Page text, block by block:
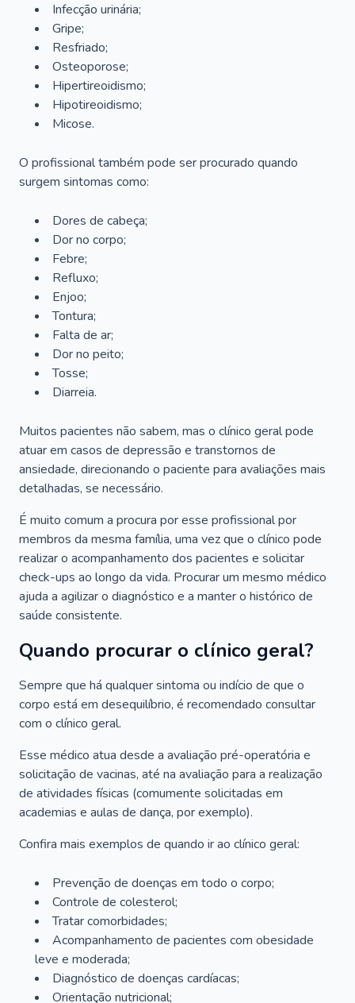
Infecção urinária;
Gripe;
Resfriado;
Osteoporose;
Hipertireoidismo;
Hipotireoidismo;
Micose.
O profissional também pode ser procurado quando
surgem sintomas como:
Dores de cabeça;
Dor no corpo;
Febre;
Refluxo;
Enjoo;
Tontura;
Falta de ar;
Dor no peito;
Tosse;
Diarreia.
Muitos pacientes não sabem, mas o clínico geral pode
atuar em casos de depressão e transtornos de
ansiedade, direcionando o paciente para avaliações mais
detalhadas, se necessário.
É muito comum a procura por esse profissional por
membros da mesma família, uma vez que o clínico pode
realizar o acompanhamento dos pacientes e solicitar
check-ups ao longo da vida. Procurar um mesmo médico
ajuda a agilizar o diagnóstico e a manter o histórico de
saúde consistente.
Quando procurar o clínico geral?
Sempre que há qualquer sintoma ou indício de que o
corpo está em desequilíbrio, é recomendado consultar
com o clínico geral.
Esse médico atua desde a avaliação pré-operatória e
solicitação de vacinas, até na avaliação para a realização
de atividades físicas (comumente solicitadas em
academias e aulas de dança, por exemplo).
Confira mais exemplos de quando ir ao clínico geral:
Prevenção de doenças em todo o corpo;
Controle de colesterol;
Tratar comorbidades;
Acompanhamento de pacientes com obesidade
leve e moderada;
Diagnóstico de doenças cardíacas;
Orientação nutricional;